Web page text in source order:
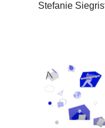
Stefanie